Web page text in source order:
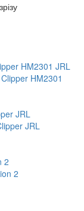
HM2301 JRL
JRL
2